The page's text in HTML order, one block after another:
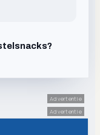
Advertentie
Advertentie